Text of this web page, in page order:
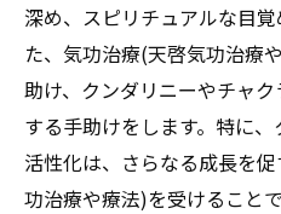
深め、スピリチュアルな目
た、気功治療(天啓気功治療
助け、クンダリニーやチャ
する手助けをします。特に
活性化は、さらなる成長を
功治療や療法)を受けること